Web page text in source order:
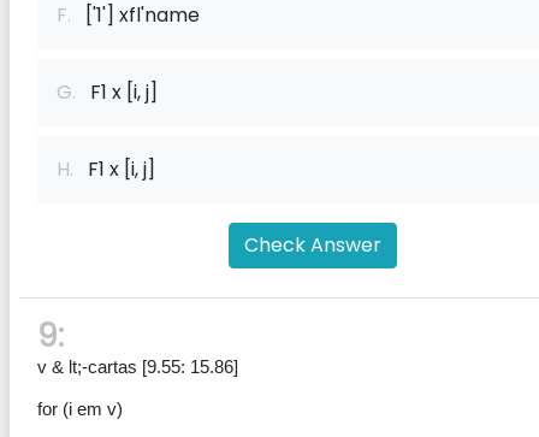
F. ['1'] xf‌l'name
G. F1 x [i, j]
H. F1 x [i, j]
Check Answer
9:
v & lt;-cartas [9.55: 15.86]
for (i em v)